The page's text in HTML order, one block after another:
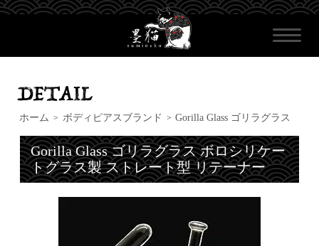
ホーム > ボディピアスブランド > Gorilla Glass ゴリラグラス
Gorilla Glass ゴリラグラス ボロシリケー
トグラス製 ストレート型 リテーナー